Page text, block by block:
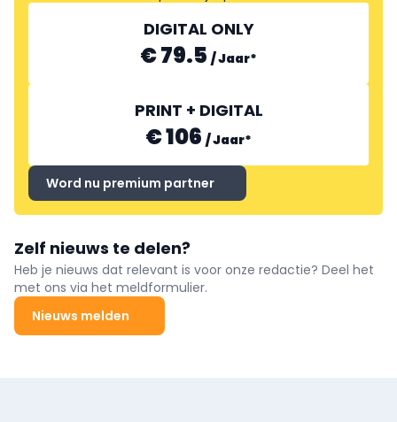
DIGITAL ONLY
€ 79.5 /Jaar*
PRINT + DIGITAL
€ 106 /Jaar*
Word nu premium partner
Zelf nieuws te delen?
Heb je nieuws dat relevant is voor onze redactie? Deel het
met ons via het meldformulier.
Nieuws melden